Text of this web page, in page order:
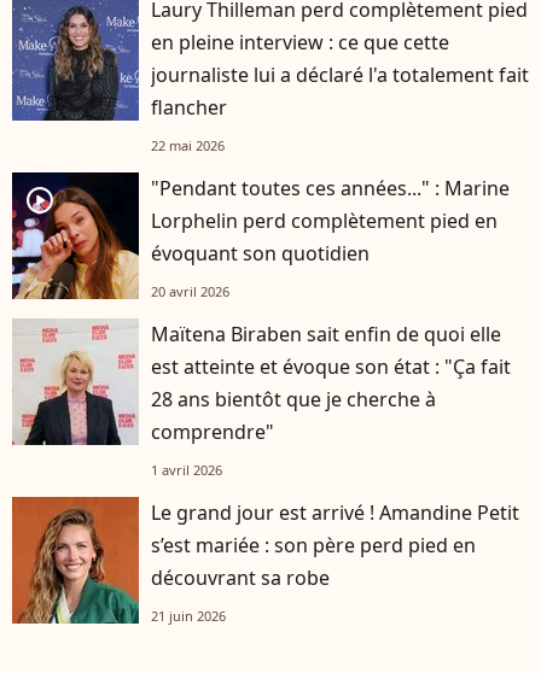
Laury Thilleman perd complètement pied
en pleine interview : ce que cette
journaliste lui a déclaré l'a totalement fait
flancher
22 mai 2026
player2
"Pendant toutes ces années..." : Marine
Lorphelin perd complètement pied en
évoquant son quotidien
20 avril 2026
Maïtena Biraben sait enfin de quoi elle
est atteinte et évoque son état : "Ça fait
28 ans bientôt que je cherche à
comprendre"
1 avril 2026
Le grand jour est arrivé ! Amandine Petit
s’est mariée : son père perd pied en
découvrant sa robe
21 juin 2026